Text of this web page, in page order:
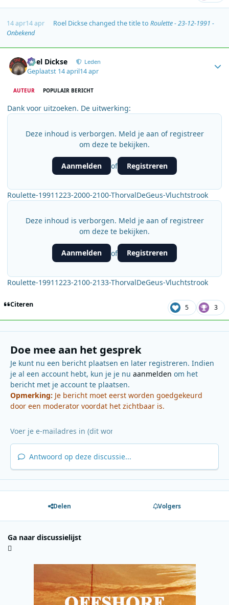
14 apr14 apr Roel Dicksechanged the title to Roulette - 23-12-1991 -
Onbekend
Roel Dickse Leden
Geplaatst 14 april14 apr
AUTEUR POPULAIR BERICHT
Dank voor uitzoeken. De uitwerking:
Deze inhoud is verborgen. Meld je aan of registreer
om deze te bekijken.
Aanmelden of Registreren
Roulette-19911223-2000-2100-ThorvalDeGeus-Vluchtstrook
Deze inhoud is verborgen. Meld je aan of registreer
om deze te bekijken.
Aanmelden of Registreren
Roulette-19911223-2100-2133-ThorvalDeGeus-Vluchtstrook
Citeren 5 3
Doe mee aan het gesprek
Je kunt nu een bericht plaatsen en later registreren. Indien
je al een account hebt, kun je je nu aanmelden om het
bericht met je account te plaatsen.
Opmerking: Je bericht moet eerst worden goedgekeurd
door een moderator voordat het zichtbaar is.
Antwoord op deze discussie...
Delen Volgers
Ga naar discussielijst